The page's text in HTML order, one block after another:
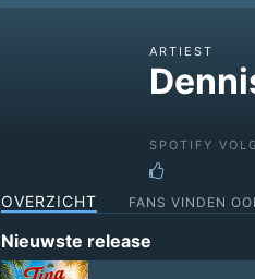
ARTIEST
SPOTIFY
OVERZICHT FANS VINDEN
Nieuwste release